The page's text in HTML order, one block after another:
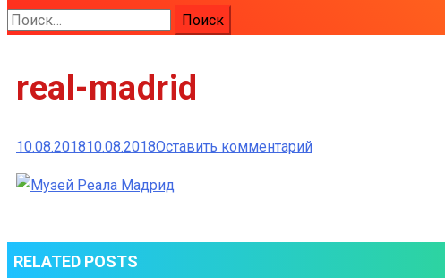
Найти:
real-madrid
10.08.201810.08.2018Оставить комментарийк
RELATED POSTS